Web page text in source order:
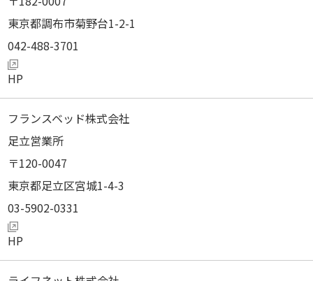
東京都調布市菊野台1-2-1
042-488-3701
フランスベッド株式会社
足立営業所
120-0047
東京都足立区宮城1-4-3
03-5902-0331